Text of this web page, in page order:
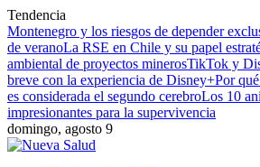
Tendencia
Montenegro y los riesgos de depender
de veranoLa RSE en Chile y su papel
ambiental de proyectos minerosTikTok y
breve con la experiencia de Disney+Por
es considerada el segundo cerebroLos 10
impresionantes para la supervivencia
domingo, agosto 9